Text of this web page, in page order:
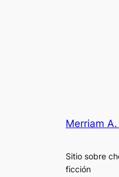
Merriam
Sitio sobre
ficción